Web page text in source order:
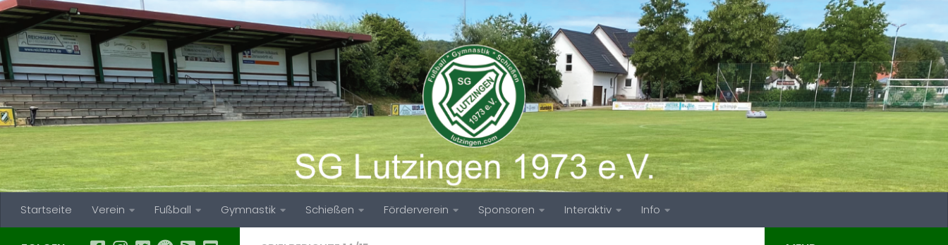
Zum Inhalt springen
Startseite Verein Fußball Gymnastik Schießen Förderverein Sponsoren Interaktiv Info